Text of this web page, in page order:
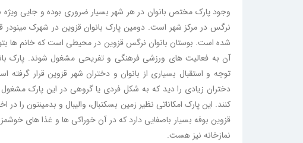
وجود پارک مختص بانوان در هر شهر بسیار ضروری بوده و جایی
نرگس در مرکز شهر است. دومین پارک بانوان قزوین در شهرک مینودر
شده است. بوستان بانوان نرگس قزوین در محیطی است که خانم ها
آن به فعالیت های ورزشی فرهنگی و تفریحی مشغول شوند. پارک
توجه و استقبال بسیاری از بانوان و دختران شهر قزوین قرار
دختران زیادی را دید که به شکل فردی یا گروهی در این پارک
کنند. این پارک امکاناتی نظیر زمین بسکتبال، والیبال و بدمینتون را در
قزوین بوفه بسیار باصفایی دارد که در آن خوراکی ها و غذا های
نمازخانه نیز هست.